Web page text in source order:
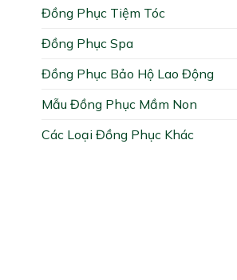
Đồng Phục Tiệm Tóc
Đồng Phục Spa
Đồng Phục Bảo Hộ Lao Động
Mẫu Đồng Phục Mầm Non
Các Loại Đồng Phục Khác